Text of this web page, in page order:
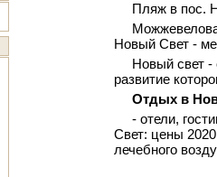
Пляж в пос.
Новый Свет -
Новый свет -
развитие
Отдых в
- отели,
Свет: цены
лечебного